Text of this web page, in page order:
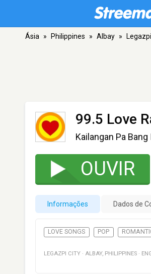
Ásia » Philippines » Albay »
99.5 Love
Kailangan Pa
OUVIR
Informações Dados de
LOVE SONGS POP
LEGAZPI CITY · ALBAY, PHILIPPINES ·